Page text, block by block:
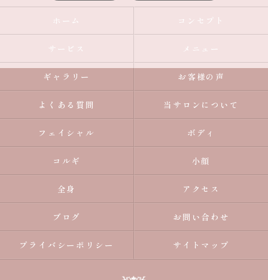
ホーム コンセプト
サービス メニュー
ギャラリー お客様の声
よくある質問 当サロンについて
フェイシャル ボディ
コルギ 小顔
全身 アクセス
ブログ お問い合わせ
プライバシーポリシー サイトマップ